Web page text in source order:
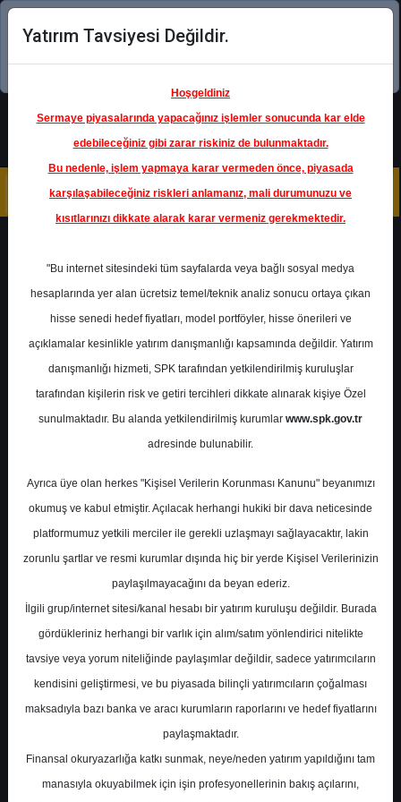
Şimdi uygulamayı indirin!
Ana Sayfa Raporlar
İnfo Yatırım
Rapor Detay
Grafiklerle TAVHL
Finansalları
A- A+
Grafiklerle TAVHL Finansalları
Raporda TAV Havalimanları için 2026/03
dönemine ait çeyreklik finansal görünüm
öne çıkarılıyor ve hisse fiyatı 242,00 ile
Yatırım Tavsiyesi Değildir.
Hoşgeldiniz
Sermaye piyasalarında yapacağınız işlemler sonucunda kar elde
edebileceğiniz gibi zarar riskiniz de bulunmaktadır.
Bu nedenle, işlem yapmaya karar vermeden önce, piyasada
karşılaşabileceğiniz riskleri anlamanız, mali durumunuzu ve
kısıtlarınızı dikkate alarak karar vermeniz gerekmektedir.
"Bu internet sitesindeki tüm sayfalarda veya bağlı sosyal medya
hesaplarında yer alan ücretsiz temel/teknik analiz sonucu ortaya çıkan
hisse senedi hedef fiyatları, model portföyler, hisse önerileri ve
açıklamalar kesinlikle yatırım danışmanlığı kapsamında değildir. Yatırım
danışmanlığı hizmeti, SPK tarafından yetkilendirilmiş kuruluşlar
tarafından kişilerin risk ve getiri tercihleri dikkate alınarak kişiye Özel
sunulmaktadır. Bu alanda yetkilendirilmiş kurumlar www.spk.gov.tr
adresinde bulunabilir.
Ayrıca üye olan herkes "Kişisel Verilerin Korunması Kanunu" beyanımızı
okumuş ve kabul etmiştir. Açılacak herhangi hukiki bir dava neticesinde
platformumuz yetkili merciler ile gerekli uzlaşmayı sağlayacaktır, lakin
zorunlu şartlar ve resmi kurumlar dışında hiç bir yerde Kişisel Verilerinizin
paylaşılmayacağını da beyan ederiz.
İlgili grup/internet sitesi/kanal hesabı bir yatırım kuruluşu değildir. Burada
gördükleriniz herhangi bir varlık için alım/satım yönlendirici nitelikte
tavsiye veya yorum niteliğinde paylaşımlar değildir, sadece yatırımcıların
kendisini geliştirmesi, ve bu piyasada bilinçli yatırımcıların çoğalması
maksadıyla bazı banka ve aracı kurumların raporlarını ve hedef fiyatlarını
paylaşmaktadır.
Finansal okuryazarlığa katkı sunmak, neye/neden yatırım yapıldığını tam
manasıyla okuyabilmek için işin profesyonellerinin bakış açılarını,